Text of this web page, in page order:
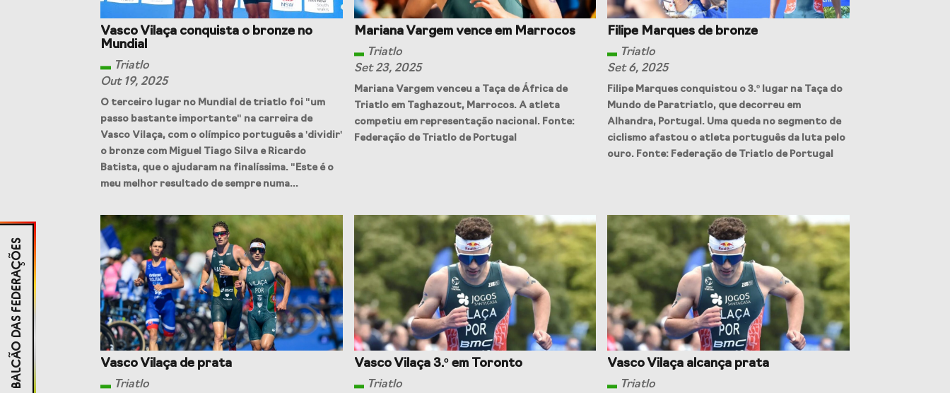
BALCÃO DAS FEDERAÇÕES
Vasco Vilaça conquista o bronze no
Mundial
Out 19, 2025
Triatlo
O terceiro lugar no Mundial de triatlo foi "um
passo bastante importante" na carreira de
Vasco Vilaça, com o olímpico português a 'dividir'
o bronze com Miguel Tiago Silva e Ricardo
Batista, que o ajudaram na finalíssima. "Este é o
meu melhor resultado de sempre numa...
Mariana Vargem vence em Marrocos
Set 23, 2025
Triatlo
Mariana Vargem venceu a Taça de África de
Triatlo em Taghazout, Marrocos. A atleta
competiu em representação nacional. Fonte:
Federação de Triatlo de Portugal
Filipe Marques de bronze
Set 6, 2025
Triatlo
Filipe Marques conquistou o 3.º lugar na Taça do
Mundo de Paratriatlo, que decorreu em
Alhandra, Portugal. Uma queda no segmento de
ciclismo afastou o atleta português da luta pelo
ouro. Fonte: Federação de Triatlo de Portugal
Vasco Vilaça de prata
Triatlo
Vasco Vilaça 3.º em Toronto
Triatlo
Vasco Vilaça alcança prata
Triatlo